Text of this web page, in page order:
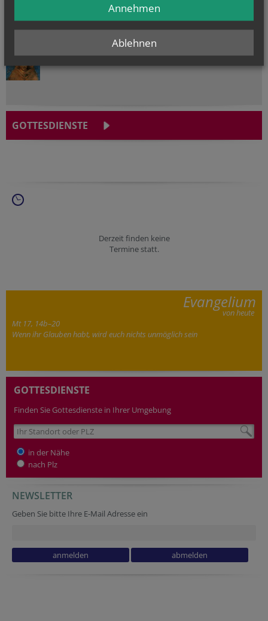
GOTTESDIENSTE
Derzeit finden keine
Termine statt.
Evangelium
von heute
Mt 17, 14b–20
Wenn ihr Glauben habt, wird euch nichts unmöglich sein
GOTTESDIENSTE
Finden Sie Gottesdienste in Ihrer Umgebung
in der Nähe
nach Plz
NEWSLETTER
Geben Sie bitte Ihre E-Mail Adresse ein
Ablehnen
Annehmen